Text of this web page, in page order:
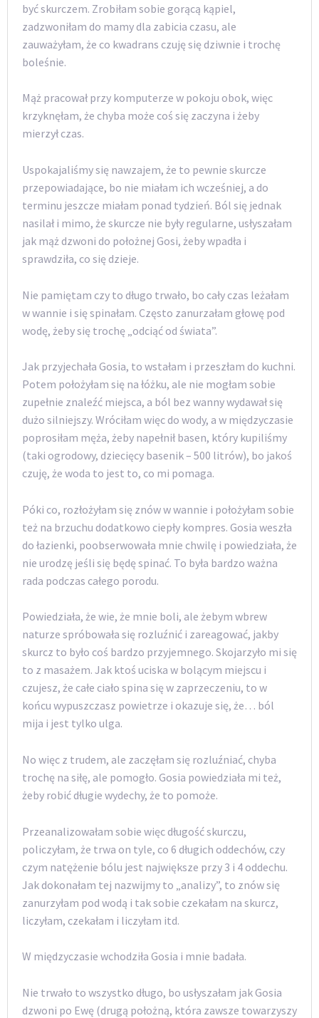
być skurczem. Zrobiłam sobie gorącą kąpiel,
zadzwoniłam do mamy dla zabicia czasu, ale
zauważyłam, że co kwadrans czuję się dziwnie i trochę
boleśnie.
Mąż pracował przy komputerze w pokoju obok, więc
krzyknęłam, że chyba może coś się zaczyna i żeby
mierzył czas.
Uspokajaliśmy się nawzajem, że to pewnie skurcze
przepowiadające, bo nie miałam ich wcześniej, a do
terminu jeszcze miałam ponad tydzień. Ból się jednak
nasilał i mimo, że skurcze nie były regularne, usłyszałam
jak mąż dzwoni do położnej Gosi, żeby wpadła i
sprawdziła, co się dzieje.
Nie pamiętam czy to długo trwało, bo cały czas leżałam
w wannie i się spinałam. Często zanurzałam głowę pod
wodę, żeby się trochę „odciąć od świata”.
Jak przyjechała Gosia, to wstałam i przeszłam do kuchni.
Potem położyłam się na łóżku, ale nie mogłam sobie
zupełnie znaleźć miejsca, a ból bez wanny wydawał się
dużo silniejszy. Wróciłam więc do wody, a w międzyczasie
poprosiłam męża, żeby napełnił basen, który kupiliśmy
(taki ogrodowy, dziecięcy basenik – 500 litrów), bo jakoś
czuję, że woda to jest to, co mi pomaga.
Póki co, rozłożyłam się znów w wannie i położyłam sobie
też na brzuchu dodatkowo ciepły kompres. Gosia weszła
do łazienki, poobserwowała mnie chwilę i powiedziała, że
nie urodzę jeśli się będę spinać. To była bardzo ważna
rada podczas całego porodu.
Powiedziała, że wie, że mnie boli, ale żebym wbrew
naturze spróbowała się rozluźnić i zareagować, jakby
skurcz to było coś bardzo przyjemnego. Skojarzyło mi się
to z masażem. Jak ktoś uciska w bolącym miejscu i
czujesz, że całe ciało spina się w zaprzeczeniu, to w
końcu wypuszczasz powietrze i okazuje się, że… ból
mija i jest tylko ulga.
No więc z trudem, ale zaczęłam się rozluźniać, chyba
trochę na siłę, ale pomogło. Gosia powiedziała mi też,
żeby robić długie wydechy, że to pomoże.
Przeanalizowałam sobie więc długość skurczu,
policzyłam, że trwa on tyle, co 6 długich oddechów, czy
czym natężenie bólu jest największe przy 3 i 4 oddechu.
Jak dokonałam tej nazwijmy to „analizy”, to znów się
zanurzyłam pod wodą i tak sobie czekałam na skurcz,
liczyłam, czekałam i liczyłam itd.
W międzyczasie wchodziła Gosia i mnie badała.
Nie trwało to wszystko długo, bo usłyszałam jak Gosia
dzwoni po Ewę (drugą położną, która zawsze towarzyszy